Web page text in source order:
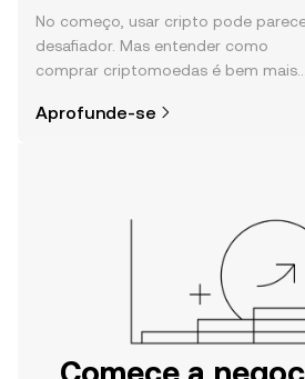
No começo, usar cripto pode
desafiador. Mas entender como
comprar criptomoedas é bem mais
especialmente quando você já sabe
Aprofunde-se